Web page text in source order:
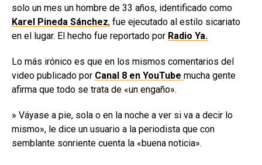
solo un mes un hombre de 33 años, identificado como
Karel Pineda Sánchez, fue ejecutado al estilo sicariato
en el lugar. El hecho fue reportado por Radio Ya.
Lo más irónico es que en los mismos comentarios del
video publicado por Canal 8 en YouTube mucha gente
afirma que todo se trata de «un engaño».
» Váyase a pie, sola o en la noche a ver si va a decir lo
mismo», le dice un usuario a la periodista que con
semblante sonriente cuenta la «buena noticia».